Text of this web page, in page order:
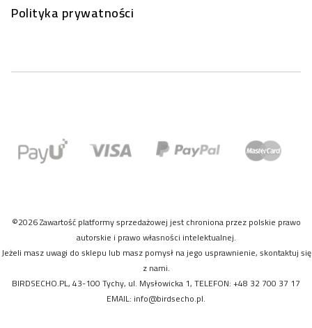
Polityka prywatności
©2026 Zawartość platformy sprzedażowej jest chroniona przez polskie prawo
autorskie i prawo własności intelektualnej.
Jeżeli masz uwagi do sklepu lub masz pomysł na jego usprawnienie, skontaktuj się
z nami.
BIRDSECHO.PL, 43-100 Tychy, ul. Mysłowicka 1, TELEFON: +48 32 700 37 17
EMAIL: info@birdsecho.pl.